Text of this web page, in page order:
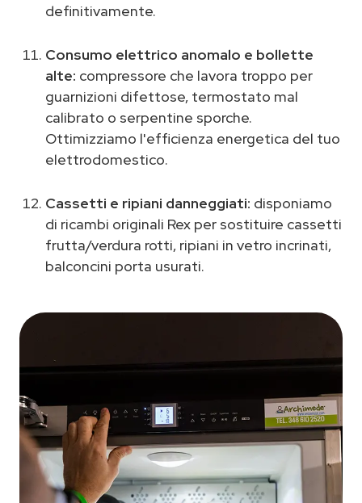
definitivamente.
Consumo elettrico anomalo e bollette
alte: compressore che lavora troppo per
guarnizioni difettose, termostato mal
calibrato o serpentine sporche.
Ottimizziamo l'efficienza energetica del tuo
elettrodomestico.
Cassetti e ripiani danneggiati: disponiamo
di ricambi originali Rex per sostituire cassetti
frutta/verdura rotti, ripiani in vetro incrinati,
balconcini porta usurati.